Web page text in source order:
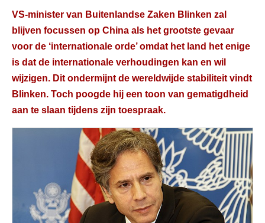
VS-minister van Buitenlandse Zaken Blinken zal
blijven focussen op China als het grootste gevaar
voor de ‘internationale orde’ omdat het land het enige
is dat de internationale verhoudingen kan en wil
wijzigen. Dit ondermijnt de wereldwijde stabiliteit vindt
Blinken. Toch poogde hij een toon van gematigdheid
aan te slaan tijdens zijn toespraak.